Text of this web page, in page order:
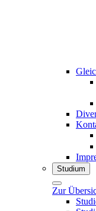
Studium
Zur